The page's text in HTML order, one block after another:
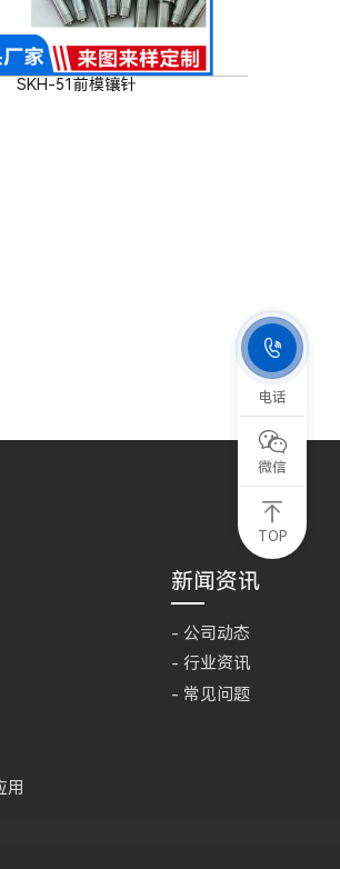
SKH-51前模镶针
用
新闻资讯
- 公司动态
- 行业资讯
- 常见问题

电话

微信
TOP